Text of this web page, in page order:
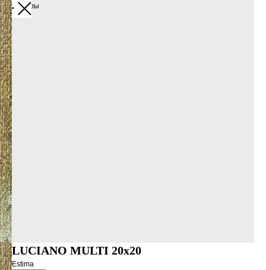
Все товары
LUCIANO MULTI 20x20
Estima